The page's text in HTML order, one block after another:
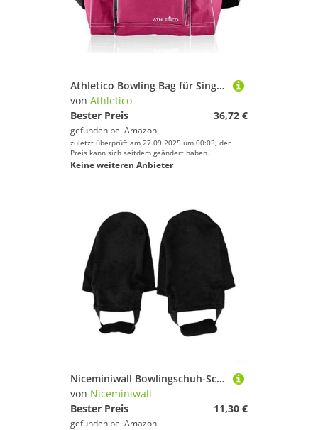
Athletico Bowling Bag für Single Ball - Single Ball Einkaufstasche mit gepolstertem Ballhalter - Für ein Paar Bowlingschuhe bis Herrengröße 14 (Rosa)
von Athletico
Bester Preis
36,72 €
gefunden bei Amazon
zuletzt überprüft am 27.09.2025 um 00:03; der
Preis kann sich seitdem geändert haben.
Keine weiteren Anbieter
Niceminiwall Bowlingschuh-Schieberüberzüge mit Gummiband, verstellbare Passform, Polyester-Protektoren zur Reduzierung der Reibung und zum Sauberhalten der Sohlen, geeignet für Männer u
von Niceminiwall
Bester Preis
11,30 €
gefunden bei Amazon